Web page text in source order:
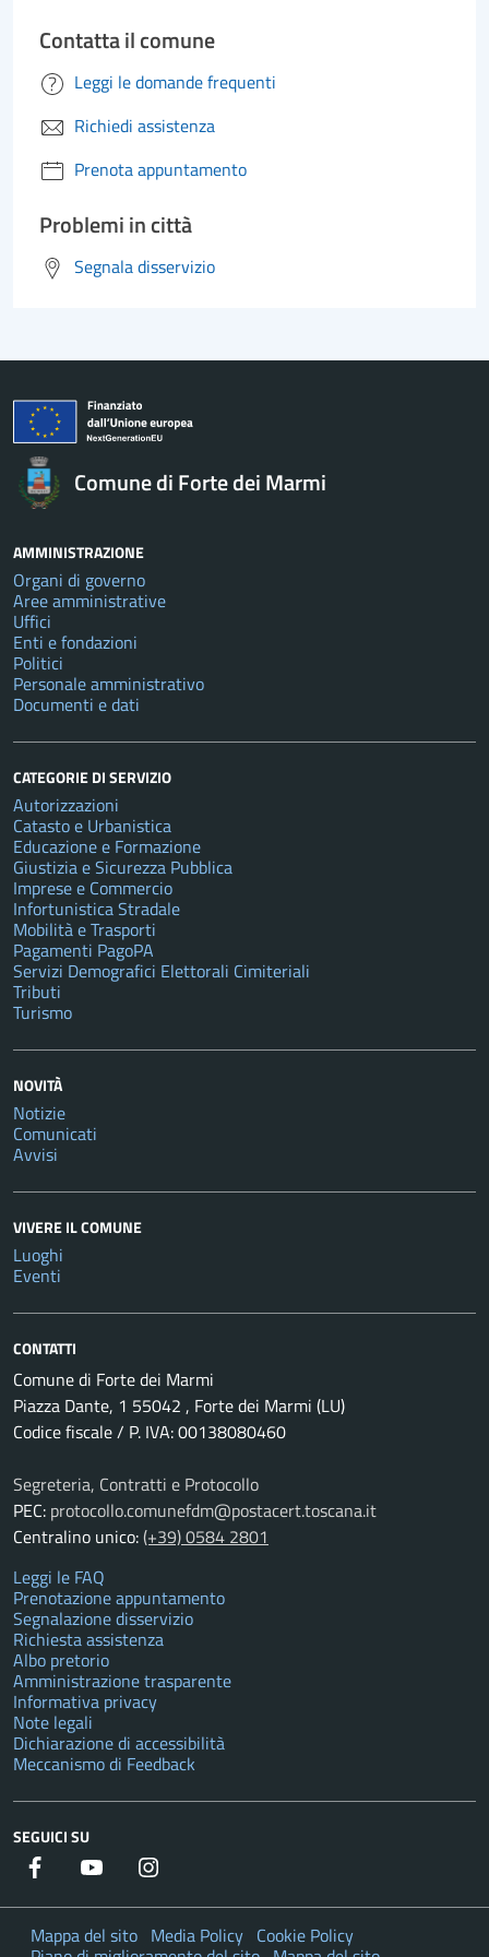
Contatta il comune
Leggi le domande frequenti
Richiedi assistenza
Prenota appuntamento
Problemi in città
Segnala disservizio
Comune di Forte dei Marmi
AMMINISTRAZIONE
Organi di governo
Aree amministrative
Uffici
Enti e fondazioni
Politici
Personale amministrativo
Documenti e dati
CATEGORIE DI SERVIZIO
Autorizzazioni
Catasto e Urbanistica
Educazione e Formazione
Giustizia e Sicurezza Pubblica
Imprese e Commercio
Infortunistica Stradale
Mobilità e Trasporti
Pagamenti PagoPA
Servizi Demografici Elettorali Cimiteriali
Tributi
Turismo
NOVITÀ
Notizie
Comunicati
Avvisi
VIVERE IL COMUNE
Luoghi
Eventi
CONTATTI
Comune di Forte dei Marmi
Piazza Dante, 1 55042 , Forte dei Marmi (LU)
Codice fiscale / P. IVA: 00138080460
Segreteria, Contratti e Protocollo
PEC: protocollo.comunefdm@postacert.toscana.it
Centralino unico:(+39) 0584 2801
Leggi le FAQ
Prenotazione appuntamento
Segnalazione disservizio
Richiesta assistenza
Albo pretorio
Amministrazione trasparente
Informativa privacy
Note legali
Dichiarazione di accessibilità
Meccanismo di Feedback
SEGUICI SU
Facebook YouTube
Mappa del sito Media Policy Cookie Policy